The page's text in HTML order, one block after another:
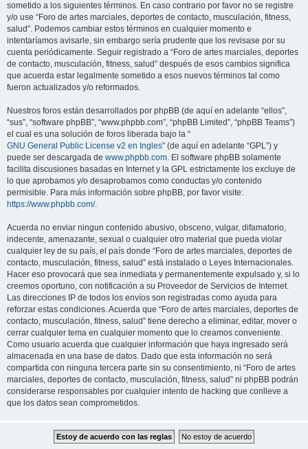
sometido a los siguientes términos. En caso contrario por favor no se registre
y/o use “Foro de artes marciales, deportes de contacto, musculación, fitness,
salud”. Podemos cambiar estos términos en cualquier momento e
intentaríamos avisarle, sin embargo sería prudente que los revisase por su
cuenta periódicamente. Seguir registrado a “Foro de artes marciales, deportes
de contacto, musculación, fitness, salud” después de esos cambios significa
que acuerda estar legalmente sometido a esos nuevos términos tal como
fueron actualizados y/o reformados.
Nuestros foros están desarrollados por phpBB (de aquí en adelante “ellos”,
“sus”, “software phpBB”, “www.phpbb.com”, “phpBB Limited”, “phpBB Teams”)
el cual es una solución de foros liberada bajo la “
GNU General Public License v2 en Ingles” (de aquí en adelante “GPL”) y
puede ser descargada de www.phpbb.com. El software phpBB solamente
facilita discusiones basadas en Internet y la GPL estrictamente los excluye de
lo que aprobamos y/o desaprobamos como conductas y/o contenido
permisible. Para más información sobre phpBB, por favor visite:
https://www.phpbb.com/.
Acuerda no enviar ningun contenido abusivo, obsceno, vulgar, difamatorio,
indecente, amenazante, sexual o cualquier otro material que pueda violar
cualquier ley de su país, el país donde “Foro de artes marciales, deportes de
contacto, musculación, fitness, salud” está instalado o Leyes Internacionales.
Hacer eso provocará que sea inmediata y permanentemente expulsado y, si lo
creemos oportuno, con notificación a su Proveedor de Servicios de Internet.
Las direcciones IP de todos los envíos son registradas como ayuda para
reforzar estas condiciones. Acuerda que “Foro de artes marciales, deportes de
contacto, musculación, fitness, salud” tiene derecho a eliminar, editar, mover o
cerrar cualquier tema en cualquier momento que lo creamos conveniente.
Como usuario acuerda que cualquier información que haya ingresado será
almacenada en una base de datos. Dado que esta información no será
compartida con ninguna tercera parte sin su consentimiento, ni “Foro de artes
marciales, deportes de contacto, musculación, fitness, salud” ni phpBB podrán
considerarse responsables por cualquier intento de hacking que conlleve a
que los datos sean comprometidos.